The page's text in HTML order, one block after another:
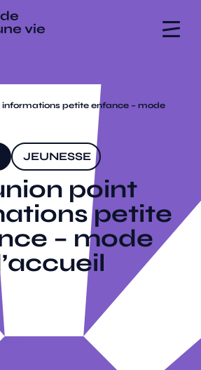
informations petite enfance – mode
JEUNESSE
point
petite
– mode
89100 sens